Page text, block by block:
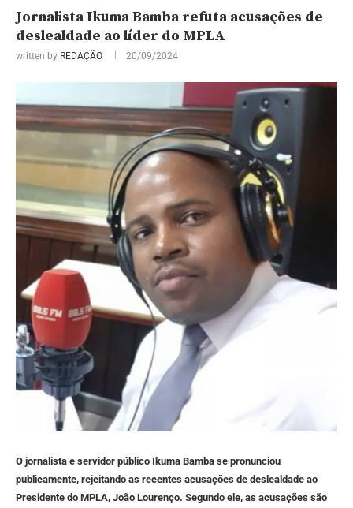
Jornalista Ikuma Bamba refuta acusações de
deslealdade ao líder do MPLA
written by REDAÇÃO 20/09/2024
O jornalista e servidor público Ikuma Bamba se pronunciou
publicamente, rejeitando as recentes acusações de deslealdade ao
Presidente do MPLA, João Lourenço. Segundo ele, as acusações são